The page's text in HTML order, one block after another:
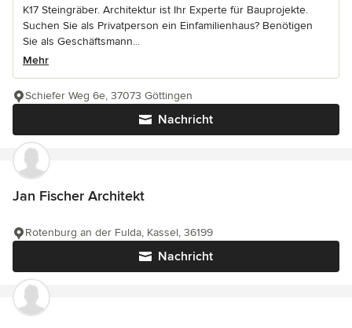
K17 Steingräber. Architektur ist Ihr Experte für Bauprojekte.
Suchen Sie als Privatperson ein Einfamilienhaus? Benötigen
Sie als Geschäftsmann...
Mehr
Nachricht
Schiefer Weg 6e, 37073 Göttingen
Jan Fischer Architekt
Nachricht
Rotenburg an der Fulda, Kassel, 36199